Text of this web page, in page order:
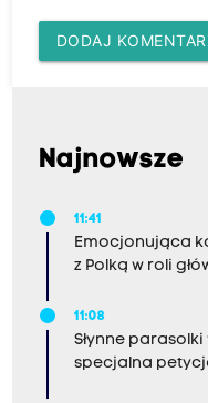
DODAJ
Najnowsze
11:41
Emocjonująca
z Polką w roli
11:08
Słynne
specjalna